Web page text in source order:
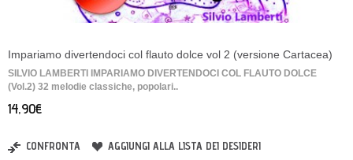
Impariamo divertendoci col flauto dolce vol 2 (versione Cartacea)
SILVIO LAMBERTI IMPARIAMO DIVERTENDOCI COL FLAUTO DOLCE
(Vol.2) 32 melodie classiche, popolari..
14,90€
CONFRONTA AGGIUNGI ALLA LISTA DEI DESIDERI